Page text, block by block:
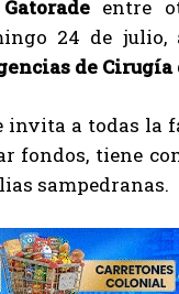
entre
24 de
de
invita a todas la
fondos, tiene
sampedranas.